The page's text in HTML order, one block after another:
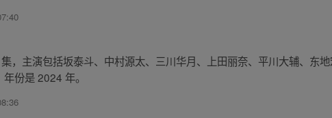
，主演包括坂泰斗、中村源太、三川华月、上田丽奈、平川大辅、东
份是 2024 年。